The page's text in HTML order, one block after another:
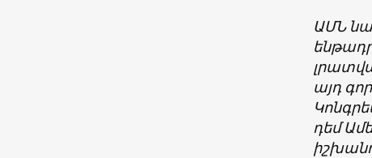
ԱՄՆ
այդ
դեմ